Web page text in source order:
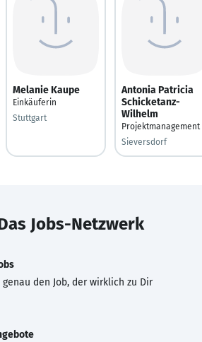
Melanie Kaupe
Einkäuferin
Stuttgart
Antonia Patricia
Schicketanz-
Wilhelm
Projektmanagement
Sieversdorf
Jobs-Netzwerk
genau den Job, der wirklich zu Dir